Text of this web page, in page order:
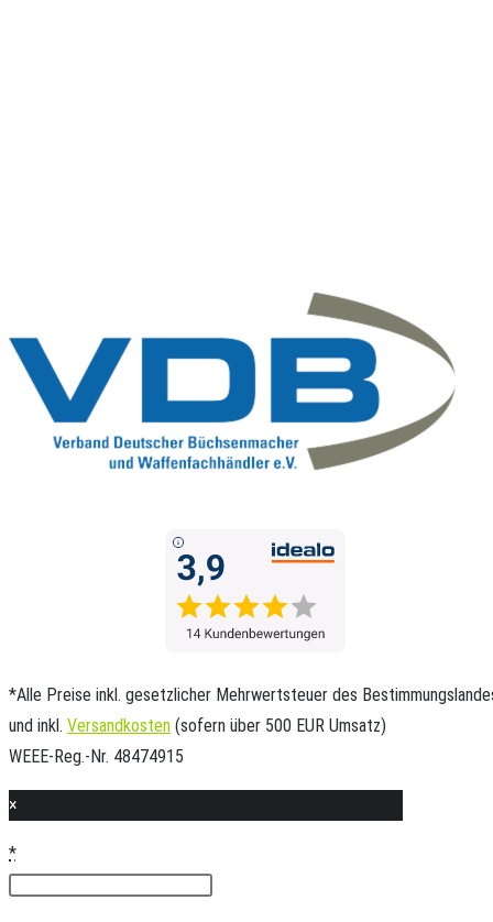
*Alle Preise inkl. gesetzlicher Mehrwertsteuer des
und inkl. Versandkosten (sofern über 500 EUR Umsatz)
WEEE-Reg.-Nr. 48474915
×
*